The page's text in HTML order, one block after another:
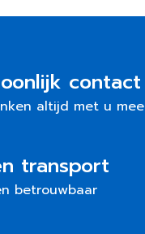
contact
altijd met u mee
transport
betrouwbaar